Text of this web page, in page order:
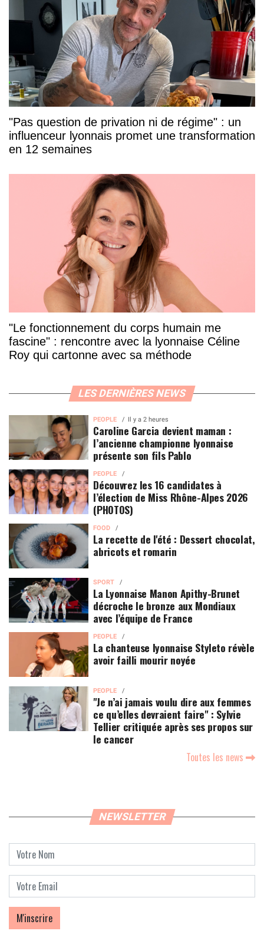
"Pas question de privation ni de régime" : un
influenceur lyonnais promet une transformation
en 12 semaines
"Le fonctionnement du corps humain me
fascine" : rencontre avec la lyonnaise Céline
Roy qui cartonne avec sa méthode
LES DERNIÈRES NEWS
PEOPLE Il y a 2 heures
Caroline Garcia devient maman :
l’ancienne championne lyonnaise
présente son fils Pablo
PEOPLE
Découvrez les 16 candidates à
l’élection de Miss Rhône-Alpes 2026
(PHOTOS)
FOOD
La recette de l'été : Dessert chocolat,
abricots et romarin
SPORT
La Lyonnaise Manon Apithy-Brunet
décroche le bronze aux Mondiaux
avec l’équipe de France
PEOPLE
La chanteuse lyonnaise Styleto révèle
avoir failli mourir noyée
PEOPLE
"Je n’ai jamais voulu dire aux femmes
ce qu’elles devraient faire" : Sylvie
Tellier critiquée après ses propos sur
le cancer
Toutes les news
NEWSLETTER